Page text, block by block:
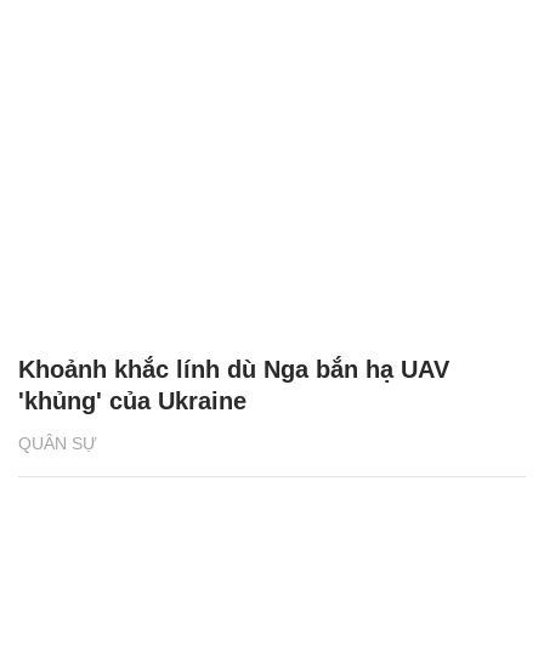
QUÂN SỰ
Khoảnh khắc lính dù Nga bắn hạ UAV
'khủng' của Ukraine